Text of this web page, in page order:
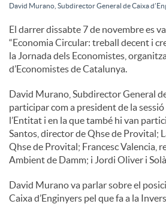
c
o
n
t
i
David Murano, Subdirector General de Caixa
El darrer dissabte 7 de novembre es
“Economia Circular: treball decent i
la Jornada dels Economistes,
d’Economistes de Catalunya.
David Murano, Subdirector General
participar com a president de la
l’Entitat i en la que també hi van
Santos, director de Qhse de Provital;
Qhse de Provital; Francesc Valencia,
Ambient de Damm; i Jordi Oliver i
David Murano va parlar sobre el
Caixa d’Enginyers pel que fa a la